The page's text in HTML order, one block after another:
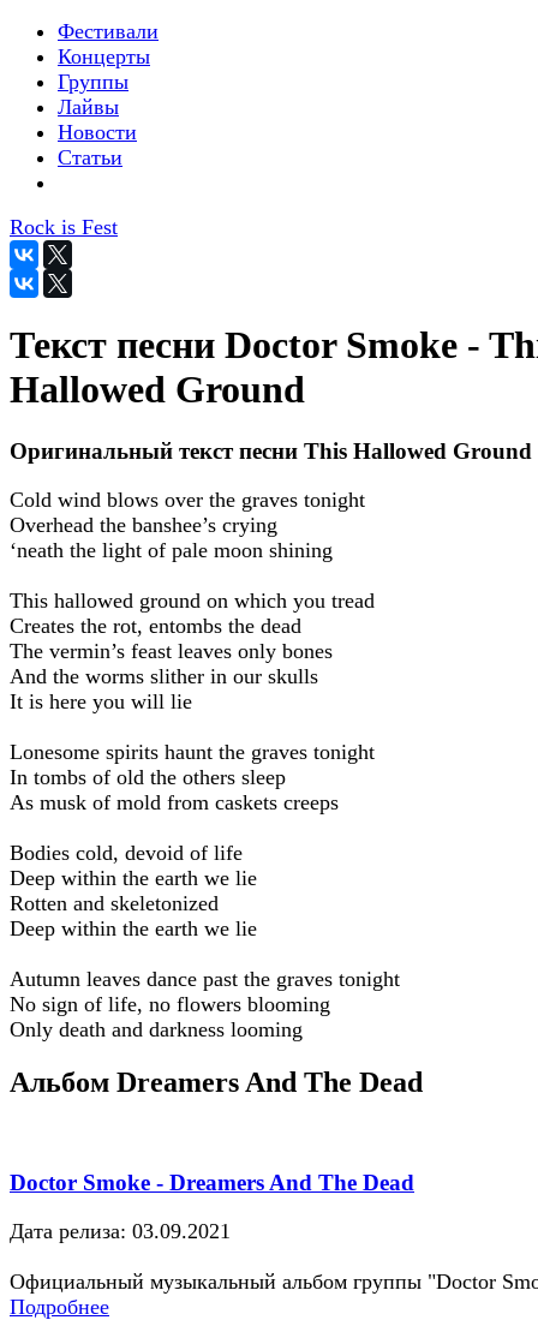
Фестивали
Концерты
Группы
Лайвы
Новости
Статьи
Rock is Fest
Текст песни Doctor Smoke -
Hallowed Ground
Оригинальный текст песни This Hallowed Ground
Cold wind blows over the graves tonight
Overhead the banshee’s crying
‘neath the light of pale moon shining
This hallowed ground on which you tread
Creates the rot, entombs the dead
The vermin’s feast leaves only bones
And the worms slither in our skulls
It is here you will lie
Lonesome spirits haunt the graves tonight
In tombs of old the others sleep
As musk of mold from caskets creeps
Bodies cold, devoid of life
Deep within the earth we lie
Rotten and skeletonized
Deep within the earth we lie
Autumn leaves dance past the graves tonight
No sign of life, no flowers blooming
Only death and darkness looming
Альбом Dreamers And The Dead
Doctor Smoke - Dreamers And The Dead
Дата релиза: 03.09.2021
Официальный музыкальный альбом группы "Doctor
Подробнее